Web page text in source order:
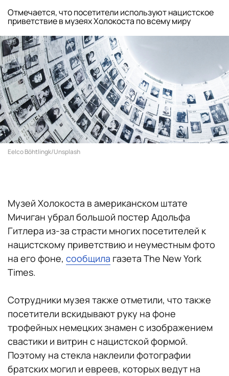
Отмечается, что посетители используют нацистское
приветствие в музеях Холокоста по всему миру
Eelco Böhtlingk/Unsplash
Музей Холокоста в американском штате
Мичиган убрал большой постер Адольфа
Гитлера из-за страсти многих посетителей к
нацистскому приветствию и неуместным фото
на его фоне, сообщила газета The New York
Times.
Сотрудники музея также отметили, что также
посетители вскидывают руку на фоне
трофейных немецких знамен с изображением
свастики и витрин с нацистской формой.
Поэтому на стекла наклеили фотографии
братских могил и евреев, которых ведут на